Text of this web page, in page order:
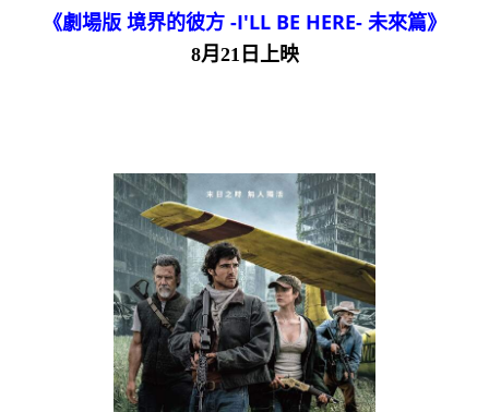
《劇場版 境界的彼方 -I'LL BE HERE- 未來篇》
8月21日上映